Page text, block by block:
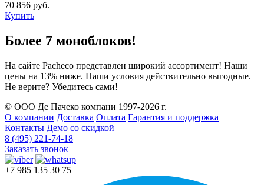
70 856 руб.
Купить
Более 7 моноблоков!
На сайте Pacheco представлен широкий ассортимент! Наши
цены на 13% ниже. Наши условия действительно выгодные.
Не верите? Убедитесь сами!
© ООО Де Пачеко компани 1997-2026 г.
О компании Доставка Оплата Гарантия и поддержка
Контакты Демо со скидкой
8 (495) 221-74-18
Заказать звонок
+7 985 135 30 75